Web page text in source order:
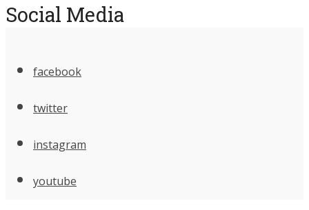
Social Media
facebook
twitter
instagram
youtube